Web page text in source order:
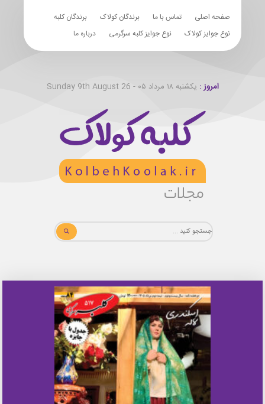
صفحه اصلی تماس با ما برندگان کولاک
برندگان کلبه
نوع جوایز کولاک
نوع جوایز کلبه سرگرمی درباره ما
امروز : یکشنبه ۱۸ مرداد ۰۵ - Sunday 9th August 26